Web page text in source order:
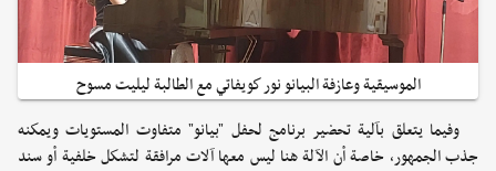
الموسيقية وعازفة البيانو نور كويفاتي مع الطالبة ليليت مسوح
وفيما يتعلق بآلية تحضير برنامج لحفل "بيانو" متفاوت المستويات ويمكنه
جذب الجمهور، خاصة أن الآلة هنا ليس معها آلات مرافقة لتشكل خلفية أو سند